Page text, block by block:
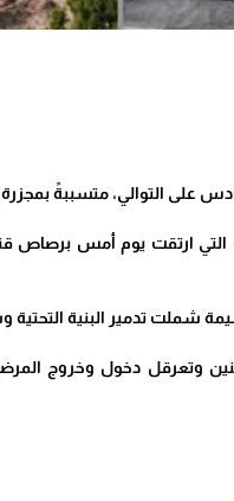
على التوالي، متسببةً
بينهم الطفلة ليلى الخطيب التي
تدمير البنية التحتية
وتعرقل دخول وخروج